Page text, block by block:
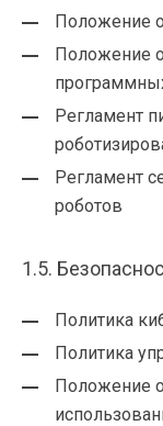
Положение
Положение
Регламент
Регламент
роботов
1.5.
Политика
Политика
Положение